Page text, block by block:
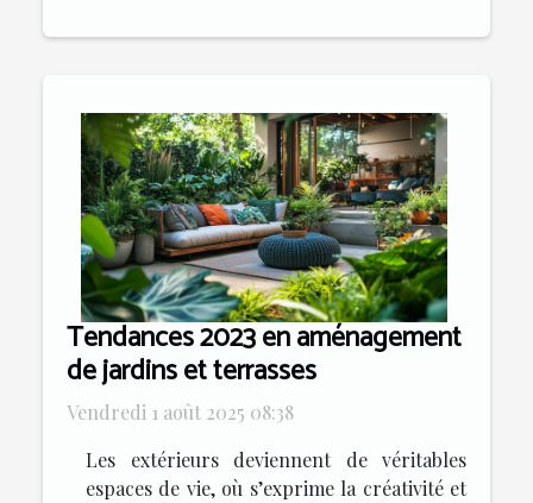
Tendances 2023 en aménagement
de jardins et terrasses
Vendredi 1 août 2025 08:38
Les extérieurs deviennent de véritables
espaces de vie, où s’exprime la créativité et